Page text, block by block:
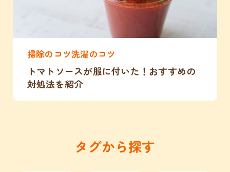
掃除のコツ洗濯のコツ
トマトソースが服に付いた！おすすめの
対処法を紹介
タグから探す